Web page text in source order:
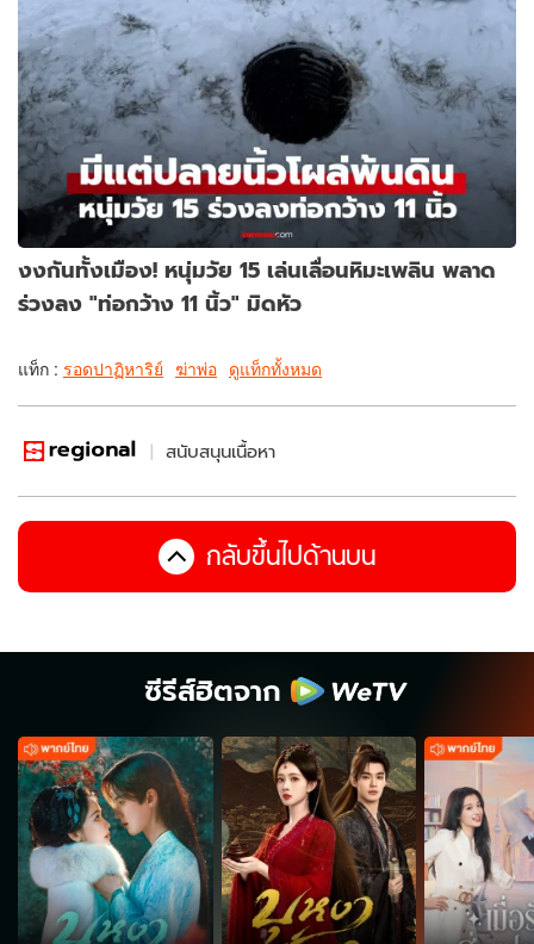
งงกันทั้งเมือง! หนุ่มวัย 15 เล่นเลื่อนหิมะเพลิน พลาด
ร่วงลง "ท่อกว้าง 11 นิ้ว" มิดหัว
แท็ก : รอดปาฏิหาริย์ ฆ่าพ่อ ดูแท็กทั้งหมด
สนับสนุนเนื้อหา
กลับขึ้นไปด้านบน
ซีรีส์ฮิตจาก